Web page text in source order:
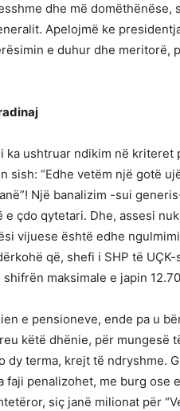
dhe më domëthënëse,
Apelojmë ke
e duhur dhe meritorë,
ka ushtruar ndikim në kriteret
sish: “Edhe vetëm një gotë
Një banalizim -sui
çdo qytetari. Dhe, assesi
vijuese është edhe
që, shefi i SHP të UÇK-
maksimale e japin
e pensioneve, ende pa u
këtë dhënie, për mungesë
dy terma, krejt të ndryshme.
penalizohet, me burg ose
siç janë milionat për